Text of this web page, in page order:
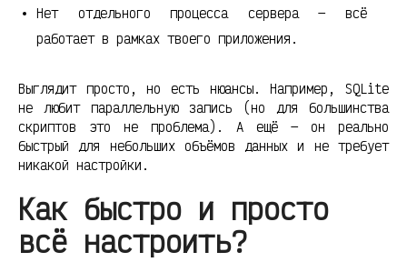
Нет отдельного процесса сервера — всё
работает в рамках твоего приложения.
Выглядит просто, но есть нюансы. Например, SQLite
не любит параллельную запись (но для большинства
скриптов это не проблема). А ещё — он реально
быстрый для небольших объёмов данных и не требует
никакой настройки.
Как быстро и просто
всё настроить?